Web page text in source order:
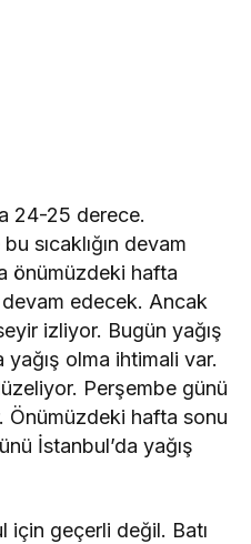
24-25 derece.
sıcaklığın devam
önümüzdeki hafta
devam edecek. Ancak
izliyor. Bugün yağış
yağış olma ihtimali var.
Perşembe günü
Önümüzdeki hafta sonu
İstanbul’da yağış
için geçerli değil. Batı